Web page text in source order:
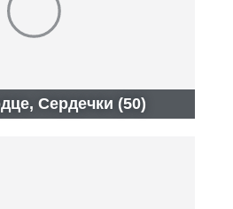
Сердечки (50)